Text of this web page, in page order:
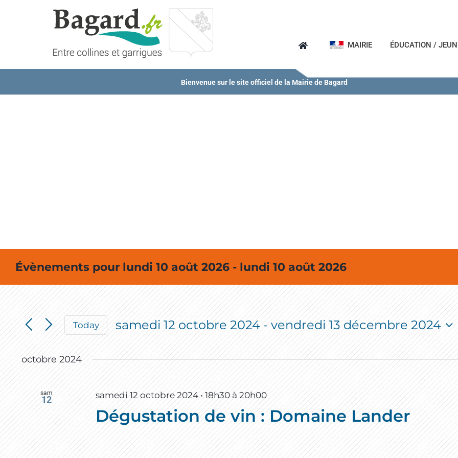
MAIRIE ÉDUCATION /
Bienvenue sur le site officiel de la Mairie de Bagard
Évènements pour lundi 10 août 2026 - lundi 10 août 2026
Today samedi 12 octobre 2024 - vendredi 13 décembre 2024
Select
date.
octobre 2024
sam
12 samedi 12 octobre 2024 • 18h30 à20h00
Dégustation de vin : Domaine Lander